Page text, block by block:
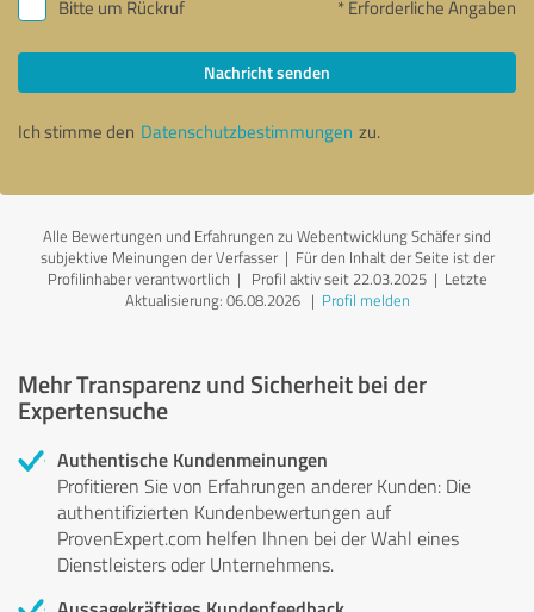
Bitte um Rückruf * Erforderliche Angaben
Nachricht senden
Ich stimme den Datenschutzbestimmungen zu.
Alle Bewertungen und Erfahrungen zu Webentwicklung Schäfer sind
subjektive Meinungen der Verfasser | Für den Inhalt der Seite ist der
Profilinhaber verantwortlich | Profil aktiv seit 22.03.2025 | Letzte
Aktualisierung: 06.08.2026| Profil melden
Mehr Transparenz und Sicherheit bei der
Expertensuche
Authentische Kundenmeinungen
Profitieren Sie von Erfahrungen anderer Kunden: Die
authentifizierten Kundenbewertungen auf
ProvenExpert.com helfen Ihnen bei der Wahl eines
Dienstleisters oder Unternehmens.